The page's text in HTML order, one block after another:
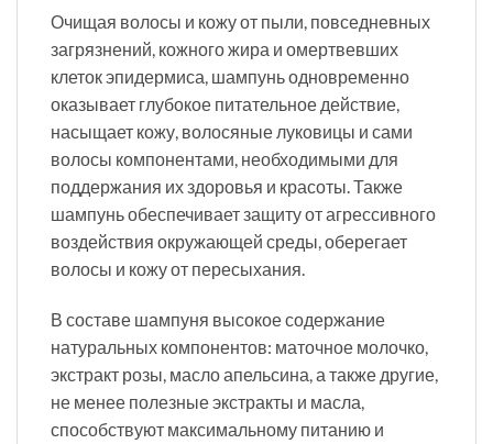
Очищая волосы и кожу от пыли, повседневных
загрязнений, кожного жира и омертвевших
клеток эпидермиса, шампунь одновременно
оказывает глубокое питательное действие,
насыщает кожу, волосяные луковицы и сами
волосы компонентами, необходимыми для
поддержания их здоровья и красоты. Также
шампунь обеспечивает защиту от агрессивного
воздействия окружающей среды, оберегает
волосы и кожу от пересыхания.
В составе шампуня высокое содержание
натуральных компонентов: маточное молочко,
экстракт розы, масло апельсина, а также другие,
не менее полезные экстракты и масла,
способствуют максимальному питанию и